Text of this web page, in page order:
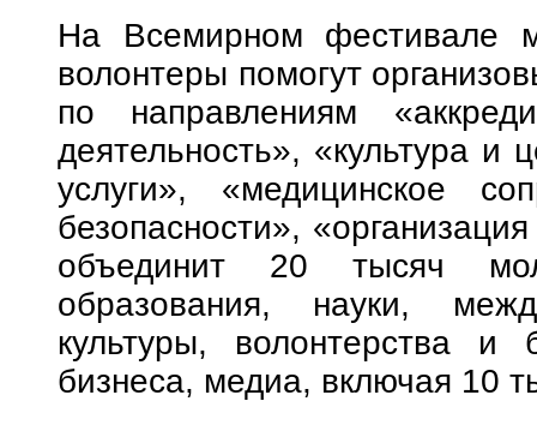
На Всемирном фестивале
волонтеры помогут
по направлениям
деятельность», «культура и
услуги», «медицинское
безопасности»,
объединит 20 тысяч
образования, науки,
культуры, волонтерства и
бизнеса, медиа, включая 10